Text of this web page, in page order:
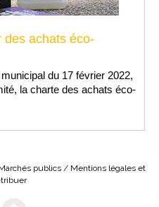
des achats éco-
du 17 février 2022,
la charte des achats éco-
publics
Mentions légales et